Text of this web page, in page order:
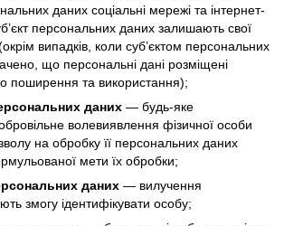
даних соціальні мережі та інтернет-
персональних даних залишають свої
випадків, коли суб’єктом персональних
що персональні дані розміщені
поширення та використання);
даних — будь-яке
волевиявлення фізичної особи
на обробку її персональних даних
мети їх обробки;
даних — вилучення
змогу ідентифікувати особу;